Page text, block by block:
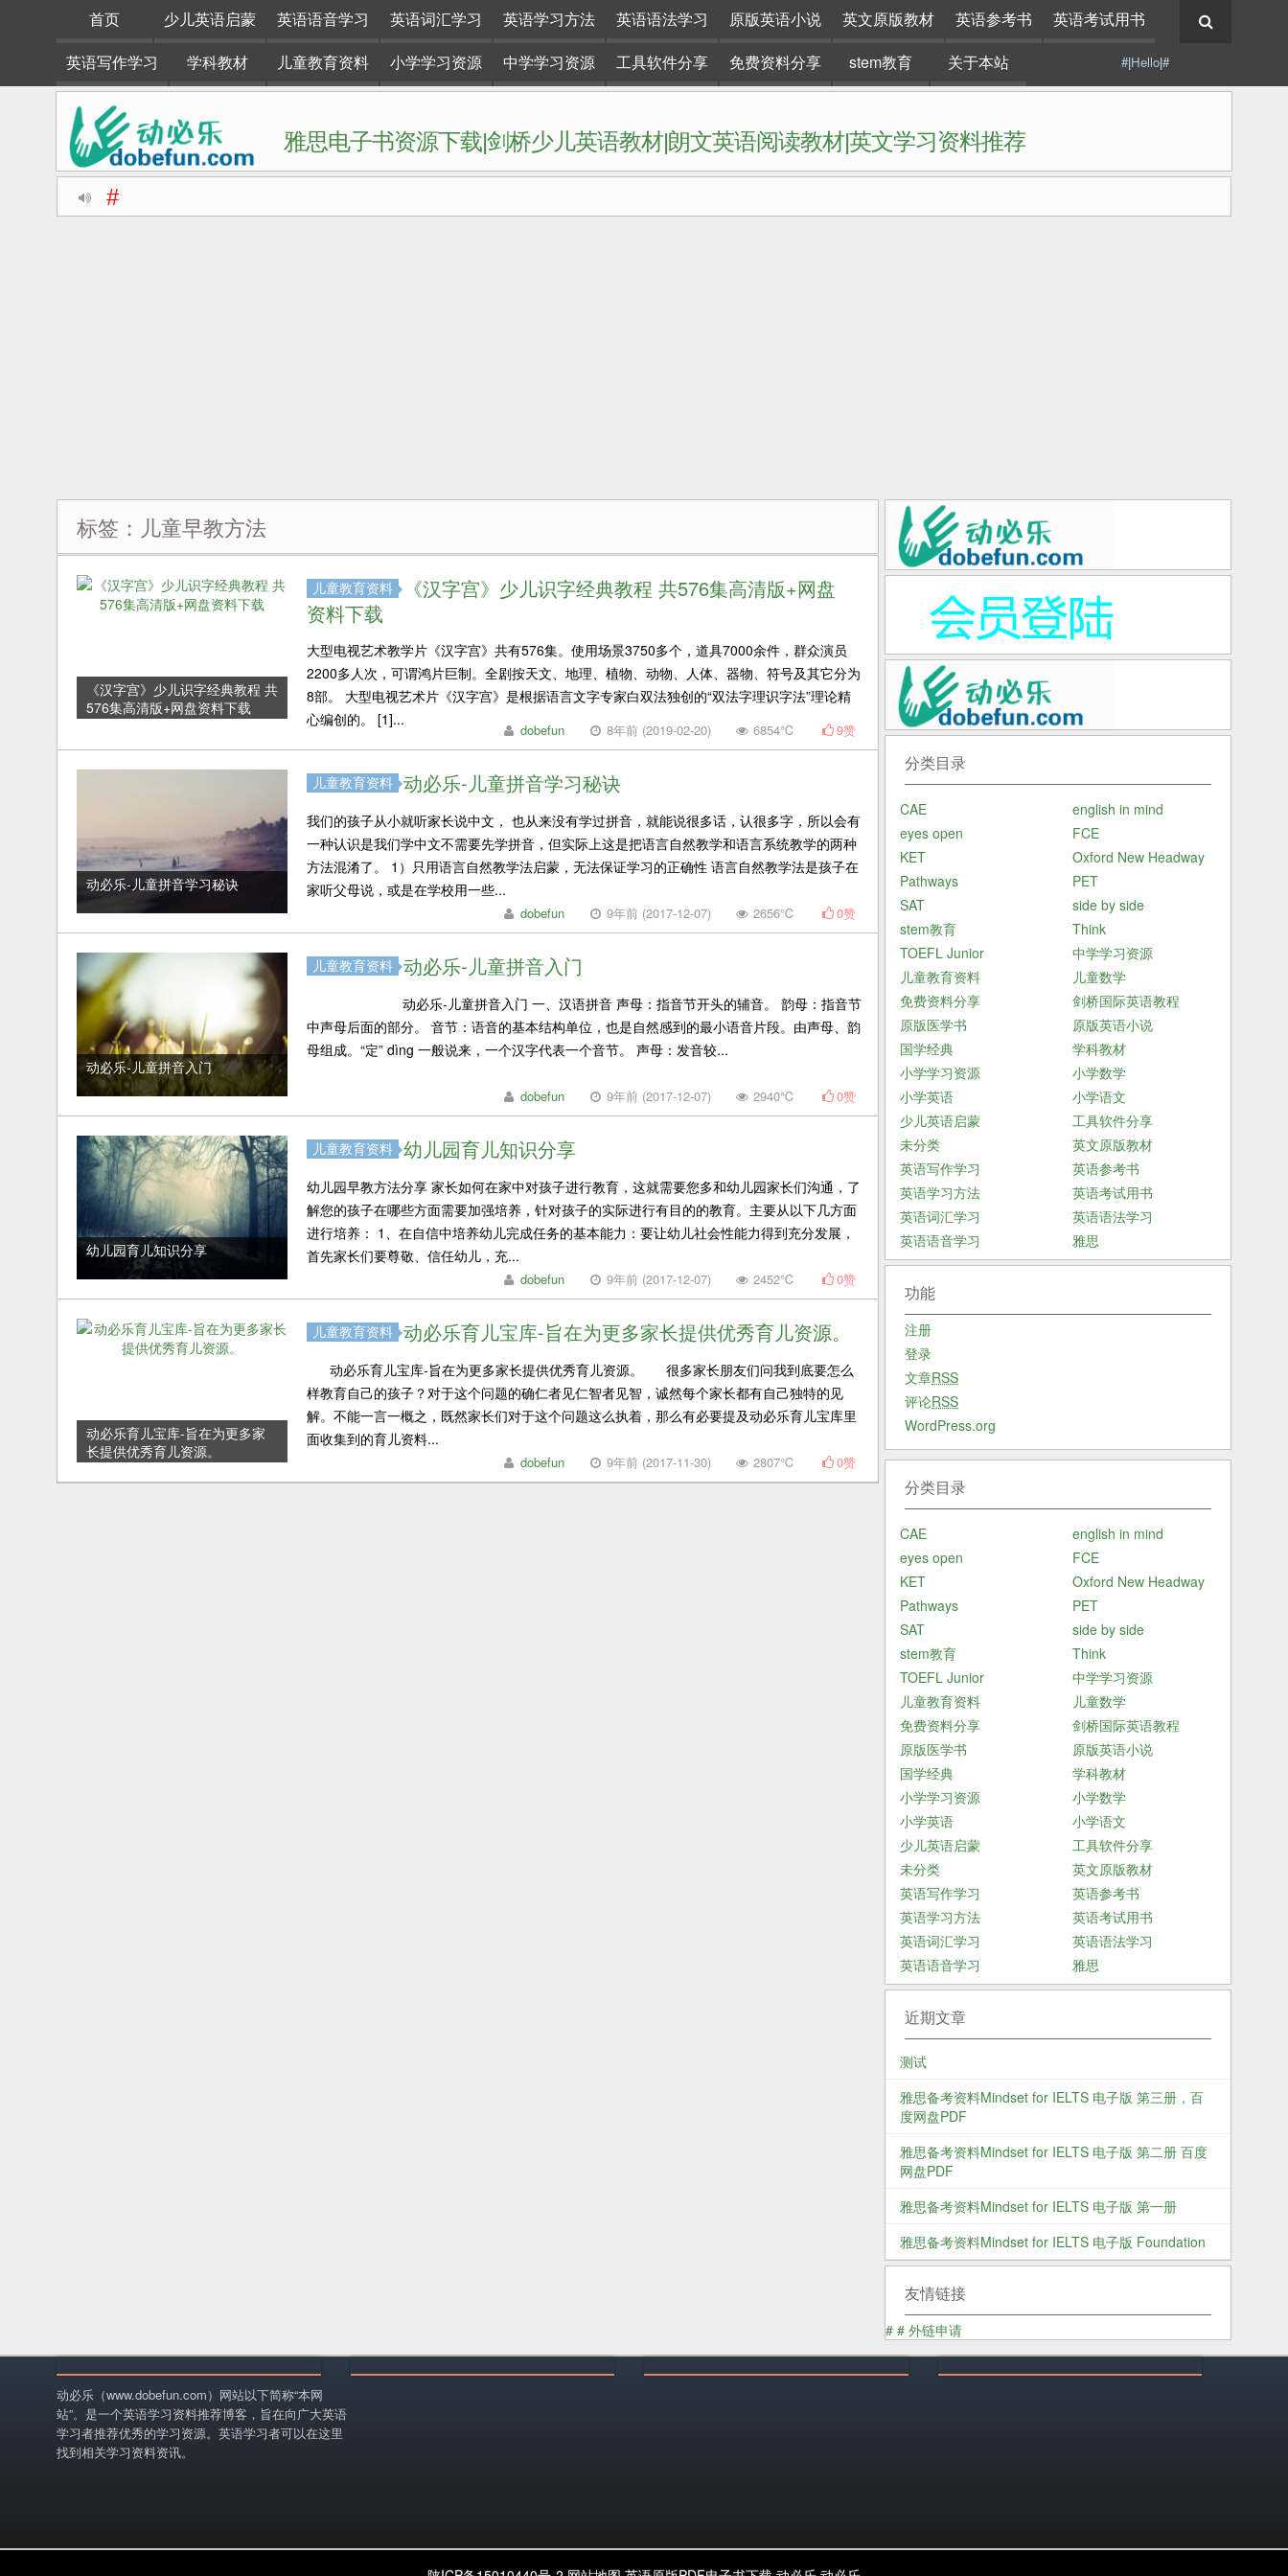
首页 少儿英语启蒙 英语语音学习 英语词汇学习 英语学习方法 英语语法学习 原版英语小说 英文原版教材 英语参考书
英语考试用书
英语写作学习
学科教材 儿童教育资料 小学学习资源 中学学习资源 工具软件分享 免费资料分享 stem教育 关于本站 #|Hello|#
雅思电子书资源下载|剑桥少儿英语教材|朗文英语阅读教材|英文学习资料推荐
#
标签：儿童早教方法
《汉字宫》少儿识字经典教程 共
576集高清版+网盘资料下载
儿童教育资料
《汉字宫》少儿识字经典教程 共576集高清版+网盘
资料下载
大型电视艺术教学片《汉字宫》共有576集。使用场景3750多个，道具7000余件，群众演员
2200多人次，可谓鸿片巨制。全剧按天文、地理、植物、动物、人体、器物、符号及其它分为
8部。 大型电视艺术片《汉字宫》是根据语言文字专家白双法独创的“双法字理识字法”理论精
心编创的。 [1]...
dobefun 8年前 (2019-02-20) 6854℃ 9赞
动必乐-儿童拼音学习秘诀
儿童教育资料 动必乐-儿童拼音学习秘诀
我们的孩子从小就听家长说中文， 也从来没有学过拼音，就能说很多话，认很多字，所以会有
一种认识是我们学中文不需要先学拼音，但实际上这是把语言自然教学和语言系统教学的两种
方法混淆了。 1）只用语言自然教学法启蒙，无法保证学习的正确性 语言自然教学法是孩子在
家听父母说，或是在学校用一些...
dobefun 9年前 (2017-12-07) 2656℃ 0赞
动必乐-儿童拼音入门
儿童教育资料 动必乐-儿童拼音入门
动必乐-儿童拼音入门 一、汉语拼音 声母：指音节开头的辅音。 韵母：指音节
中声母后面的部分。 音节：语音的基本结构单位，也是自然感到的最小语音片段。由声母、韵
母组成。“定” dìng 一般说来，一个汉字代表一个音节。 声母：发音较...
dobefun 9年前 (2017-12-07) 2940℃ 0赞
幼儿园育儿知识分享
儿童教育资料 幼儿园育儿知识分享
幼儿园早教方法分享 家长如何在家中对孩子进行教育，这就需要您多和幼儿园家长们沟通，了
解您的孩子在哪些方面需要加强培养，针对孩子的实际进行有目的的教育。主要从以下几方面
进行培养： 1、在自信中培养幼儿完成任务的基本能力：要让幼儿社会性能力得到充分发展，
首先家长们要尊敬、信任幼儿，充...
dobefun 9年前 (2017-12-07) 2452℃ 0赞
动必乐育儿宝库-旨在为更多家
长提供优秀育儿资源。
儿童教育资料 动必乐育儿宝库-旨在为更多家长提供优秀育儿资源。
动必乐育儿宝库-旨在为更多家长提供优秀育儿资源。 很多家长朋友们问我到底要怎么
样教育自己的孩子？对于这个问题的确仁者见仁智者见智，诚然每个家长都有自己独特的见
解。不能一言一概之，既然家长们对于这个问题这么执着，那么有必要提及动必乐育儿宝库里
面收集到的育儿资料...
dobefun 9年前 (2017-11-30) 2807℃ 0赞
分类目录
CAE
english in mind
eyes open
FCE
KET
Oxford New Headway
Pathways
PET
SAT
side by side
stem教育
Think
TOEFL Junior
中学学习资源
儿童教育资料
儿童数学
免费资料分享
剑桥国际英语教程
原版医学书
原版英语小说
国学经典
学科教材
小学学习资源
小学数学
小学英语
小学语文
少儿英语启蒙
工具软件分享
未分类
英文原版教材
英语写作学习
英语参考书
英语学习方法
英语考试用书
英语词汇学习
英语语法学习
英语语音学习
雅思
功能
注册
登录
文章RSS
评论RSS
WordPress.org
分类目录
CAE
english in mind
eyes open
FCE
KET
Oxford New Headway
Pathways
PET
SAT
side by side
stem教育
Think
TOEFL Junior
中学学习资源
儿童教育资料
儿童数学
免费资料分享
剑桥国际英语教程
原版医学书
原版英语小说
国学经典
学科教材
小学学习资源
小学数学
小学英语
小学语文
少儿英语启蒙
工具软件分享
未分类
英文原版教材
英语写作学习
英语参考书
英语学习方法
英语考试用书
英语词汇学习
英语语法学习
英语语音学习
雅思
近期文章
测试
雅思备考资料Mindset for IELTS 电子版 第三册，百
度网盘PDF
雅思备考资料Mindset for IELTS 电子版 第二册 百度
网盘PDF
雅思备考资料Mindset for IELTS 电子版 第一册
雅思备考资料Mindset for IELTS 电子版 Foundation
友情链接
# # 外链申请
动必乐（www.dobefun.com）网站以下简称“本网
站”。是一个英语学习资料推荐博客，旨在向广大英语
学习者推荐优秀的学习资源。英语学习者可以在这里
找到相关学习资料资讯。